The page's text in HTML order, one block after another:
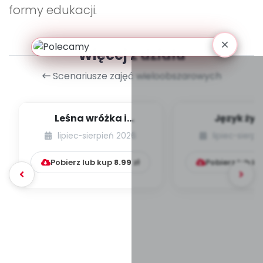
formy edukacji.
Więcej z działu
Scenariusze zajęć wieloobszarowych
Leśna wróżka i
przyjaciele
lipiec-sierpień 2026
Pobierz lub kup 8.99 zł
Język
Pobierz lub